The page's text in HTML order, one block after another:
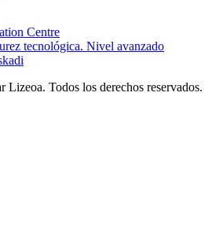
Centre
tecnológica. Nivel avanzado
Todos los derechos reservados.